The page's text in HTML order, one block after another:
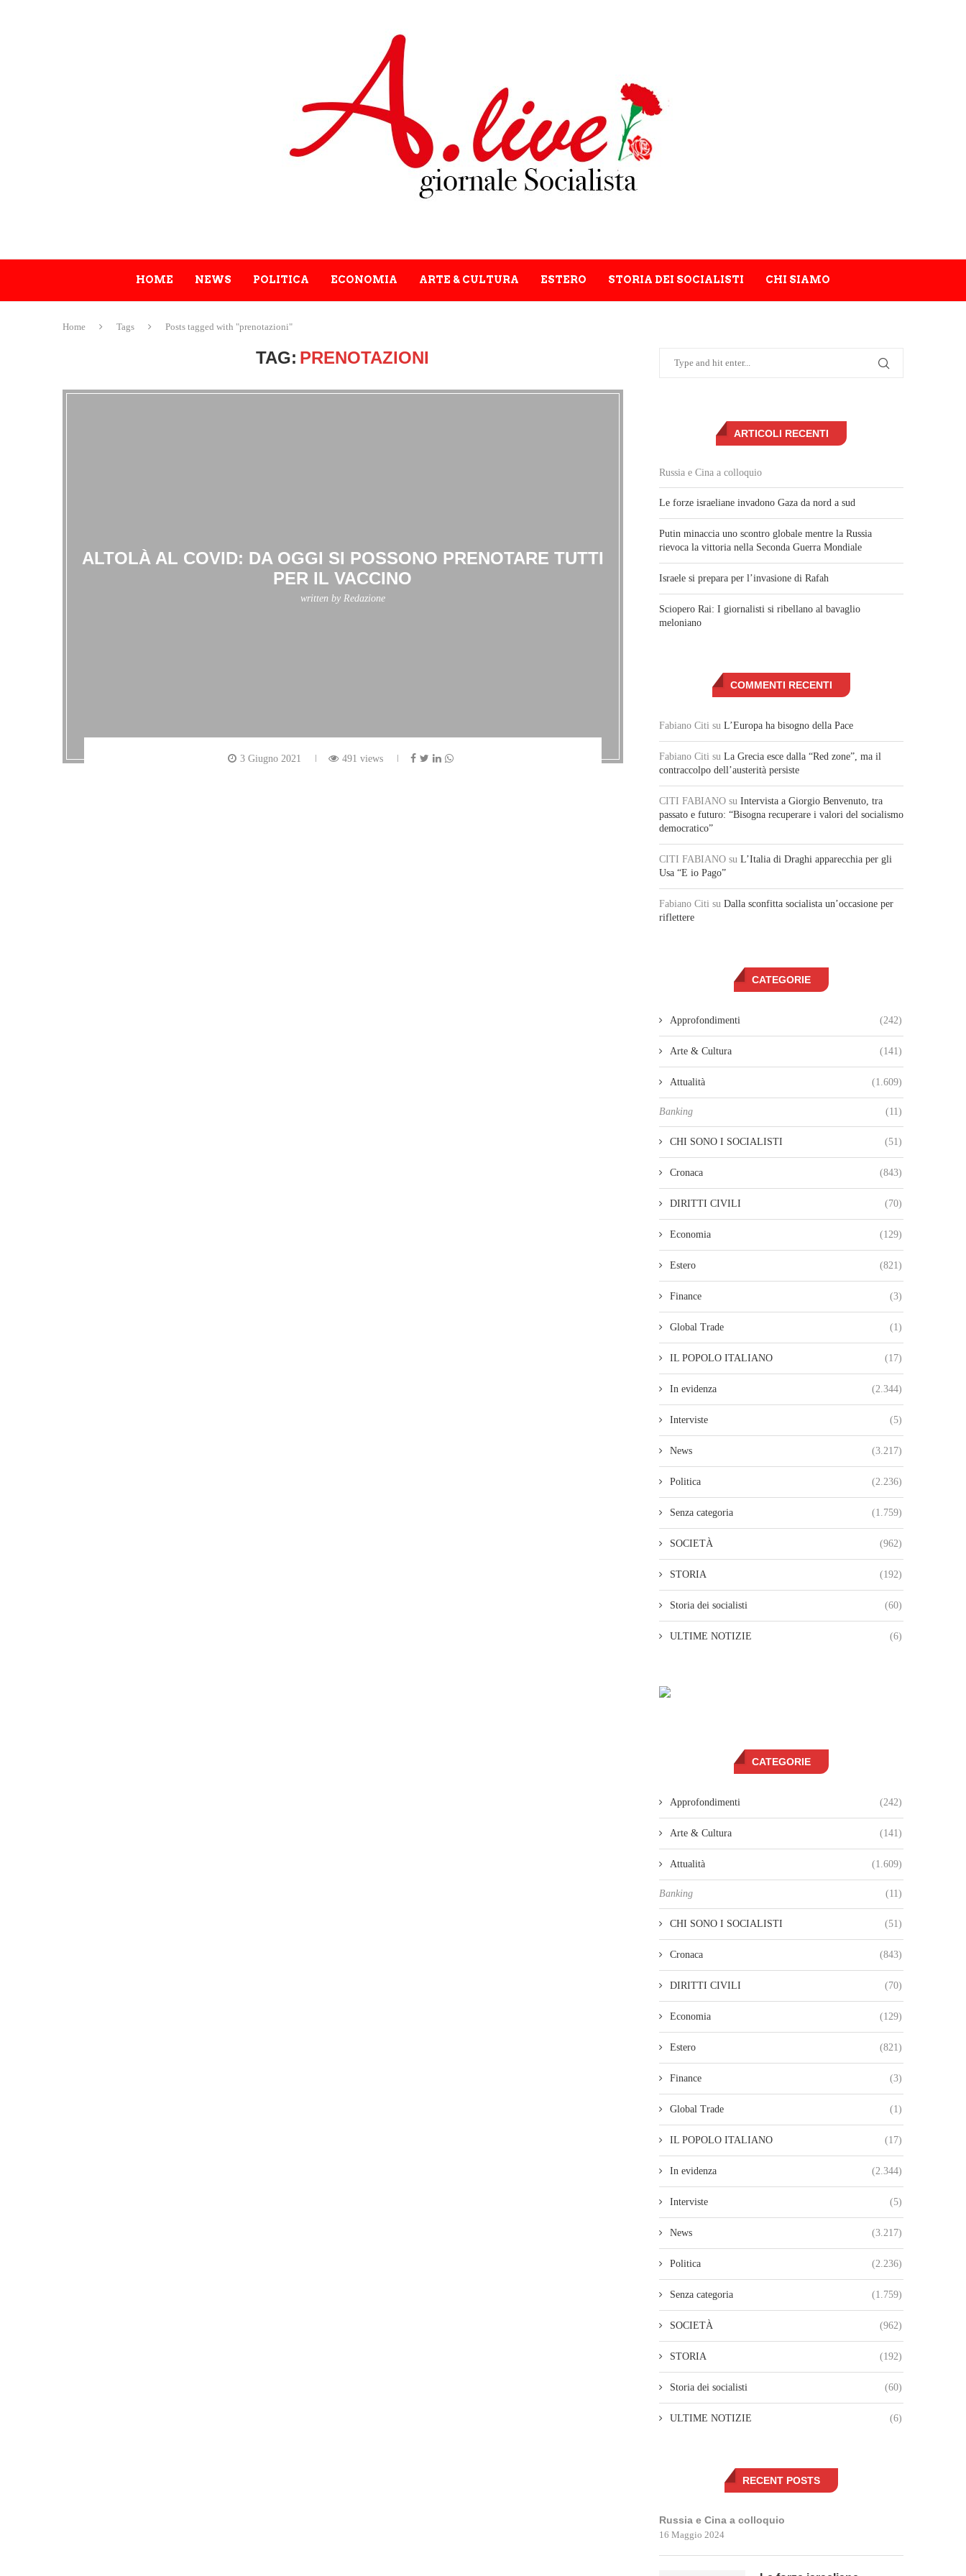
HOME NEWS POLITICA ECONOMIA ARTE & CULTURA ESTERO STORIA DEI SOCIALISTI CHI SIAMO
Home Tags Posts tagged with "prenotazioni"
TAG: PRENOTAZIONI
ALTOLÀ AL COVID: DA OGGI SI POSSONO PRENOTARE TUTTI
PER IL VACCINO
written by Redazione
3 Giugno 2021 491 views
ARTICOLI RECENTI
Russia e Cina a colloquio
Le forze israeliane invadono Gaza da nord a sud
Putin minaccia uno scontro globale mentre la Russia
rievoca la vittoria nella Seconda Guerra Mondiale
Israele si prepara per l’invasione di Rafah
Sciopero Rai: I giornalisti si ribellano al bavaglio
meloniano
COMMENTI RECENTI
Fabiano Citi su L’Europa ha bisogno della Pace
Fabiano Citi su La Grecia esce dalla “Red zone”, ma il
contraccolpo dell’austerità persiste
CITI FABIANO su Intervista a Giorgio Benvenuto, tra
passato e futuro: “Bisogna recuperare i valori del socialismo
democratico”
CITI FABIANO su L’Italia di Draghi apparecchia per gli
Usa “E io Pago”
Fabiano Citi su Dalla sconfitta socialista un’occasione per
riflettere
CATEGORIE
Approfondimenti (242)
Arte & Cultura (141)
Attualità (1.609)
Banking (11)
CHI SONO I SOCIALISTI (51)
Cronaca (843)
DIRITTI CIVILI (70)
Economia (129)
Estero (821)
Finance (3)
Global Trade (1)
IL POPOLO ITALIANO (17)
In evidenza (2.344)
Interviste (5)
News (3.217)
Politica (2.236)
Senza categoria (1.759)
SOCIETÀ (962)
STORIA (192)
Storia dei socialisti (60)
ULTIME NOTIZIE (6)
CATEGORIE
Approfondimenti (242)
Arte & Cultura (141)
Attualità (1.609)
Banking (11)
CHI SONO I SOCIALISTI (51)
Cronaca (843)
DIRITTI CIVILI (70)
Economia (129)
Estero (821)
Finance (3)
Global Trade (1)
IL POPOLO ITALIANO (17)
In evidenza (2.344)
Interviste (5)
News (3.217)
Politica (2.236)
Senza categoria (1.759)
SOCIETÀ (962)
STORIA (192)
Storia dei socialisti (60)
ULTIME NOTIZIE (6)
RECENT POSTS
Russia e Cina a colloquio
16 Maggio 2024